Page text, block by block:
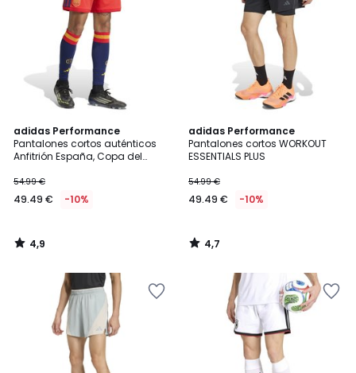
adidas Performance
Pantalones cortos auténticos
Anfitrión España, Copa del
€
en
de
54.99
descuento
aplicado.
54.99 €
49.49 € -10%
4,9
/ 5
4,9
/
adidas Performance
Pantalones cortos WORKOUT
ESSENTIALS PLUS
54.99 €
49.49 € -10%
4,7
/ 5
4,7
/